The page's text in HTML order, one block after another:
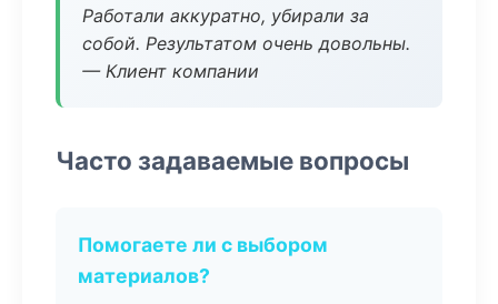
Работали аккуратно, убирали за
собой. Результатом очень довольны.
— Клиент компании
Часто задаваемые вопросы
Помогаете ли с выбором
материалов?